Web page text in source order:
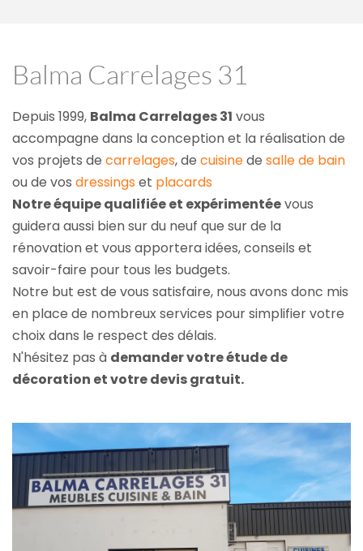
Balma Carrelages 31
Depuis 1999, Balma Carrelages 31 vous
accompagne dans la conception et la réalisation de
vos projets de carrelages, de cuisine de salle de bain
ou de vos dressings et placards
Notre équipe qualifiée et expérimentée vous
guidera aussi bien sur du neuf que sur de la
rénovation et vous apportera idées, conseils et
savoir-faire pour tous les budgets.
Notre but est de vous satisfaire, nous avons donc mis
en place de nombreux services pour simplifier votre
choix dans le respect des délais.
N'hésitez pas à demander votre étude de
décoration et votre devis gratuit.